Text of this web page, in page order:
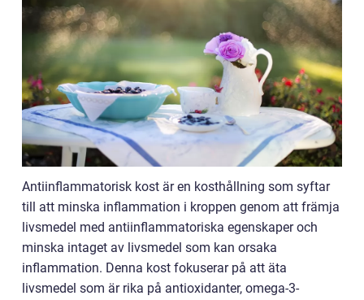
Antiinflammatorisk kost är en kosthållning som syftar
till att minska inflammation i kroppen genom att främja
livsmedel med antiinflammatoriska egenskaper och
minska intaget av livsmedel som kan orsaka
inflammation. Denna kost fokuserar på att äta
livsmedel som är rika på antioxidanter, omega-3-